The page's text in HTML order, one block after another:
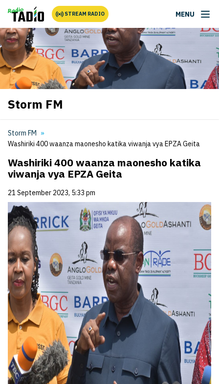
STREAM RADIO MENU
Storm FM
Storm FM
Washiriki 400 waanza maonesho katika viwanja vya EPZA Geita
Washiriki 400 waanza maonesho katika
viwanja vya EPZA Geita
21 September 2023, 5:33 pm